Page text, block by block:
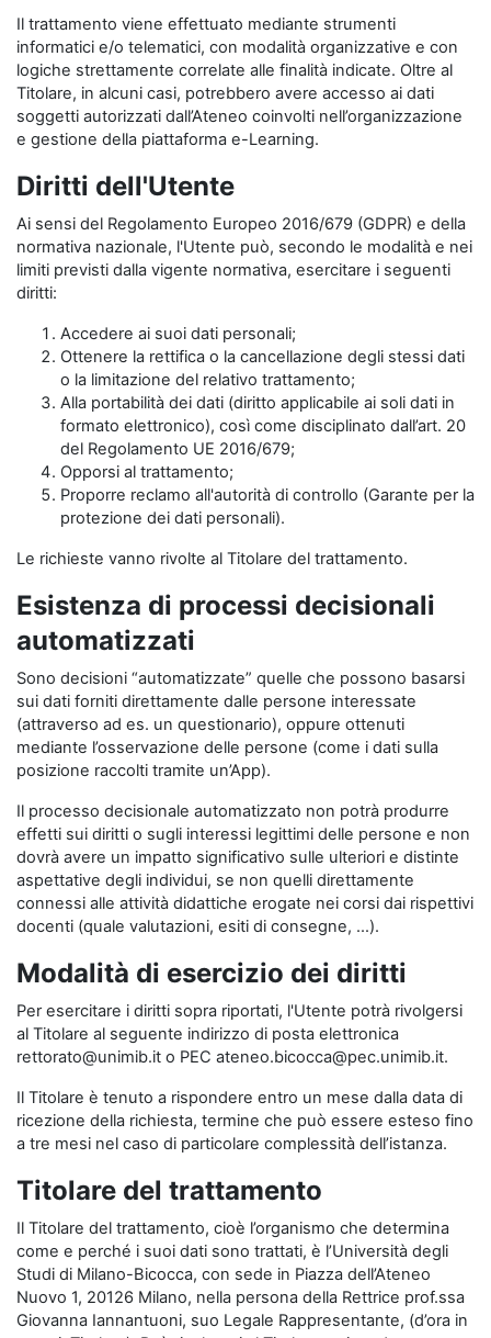
Il trattamento viene effettuato mediante strumenti
informatici e/o telematici, con modalità organizzative e con
logiche strettamente correlate alle finalità indicate. Oltre al
Titolare, in alcuni casi, potrebbero avere accesso ai dati
soggetti autorizzati dall’Ateneo coinvolti nell’organizzazione
e gestione della piattaforma e-Learning.
Diritti dell'Utente
Ai sensi del Regolamento Europeo 2016/679 (GDPR) e della
normativa nazionale, l'Utente può, secondo le modalità e nei
limiti previsti dalla vigente normativa, esercitare i seguenti
diritti:
Accedere ai suoi dati personali;
Ottenere la rettifica o la cancellazione degli stessi dati
o la limitazione del relativo trattamento;
Alla portabilità dei dati (diritto applicabile ai soli dati in
formato elettronico), così come disciplinato dall’art. 20
del Regolamento UE 2016/679;
Opporsi al trattamento;
Proporre reclamo all'autorità di controllo (Garante per la
protezione dei dati personali).
Le richieste vanno rivolte al Titolare del trattamento.
Esistenza di processi decisionali
automatizzati
Sono decisioni “automatizzate” quelle che possono basarsi
sui dati forniti direttamente dalle persone interessate
(attraverso ad es. un questionario), oppure ottenuti
mediante l’osservazione delle persone (come i dati sulla
posizione raccolti tramite un’App).
Il processo decisionale automatizzato non potrà produrre
effetti sui diritti o sugli interessi legittimi delle persone e non
dovrà avere un impatto significativo sulle ulteriori e distinte
aspettative degli individui, se non quelli direttamente
connessi alle attività didattiche erogate nei corsi dai rispettivi
docenti (quale valutazioni, esiti di consegne, …).
Modalità di esercizio dei diritti
Per esercitare i diritti sopra riportati, l'Utente potrà rivolgersi
al Titolare al seguente indirizzo di posta elettronica
rettorato@unimib.it o PEC ateneo.bicocca@pec.unimib.it.
Il Titolare è tenuto a rispondere entro un mese dalla data di
ricezione della richiesta, termine che può essere esteso fino
a tre mesi nel caso di particolare complessità dell’istanza.
Titolare del trattamento
Il Titolare del trattamento, cioè l’organismo che determina
come e perché i suoi dati sono trattati, è l’Università degli
Studi di Milano-Bicocca, con sede in Piazza dell’Ateneo
Nuovo 1, 20126 Milano, nella persona della Rettrice prof.ssa
Giovanna Iannantuoni, suo Legale Rappresentante, (d’ora in